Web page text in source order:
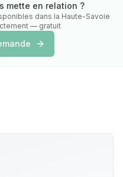
mette en relation ?
dans la Haute-Savoie
— gratuit